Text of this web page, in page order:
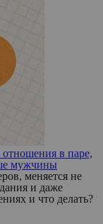
отношения в паре,
мужчины
меняется не
и даже
и что делать?